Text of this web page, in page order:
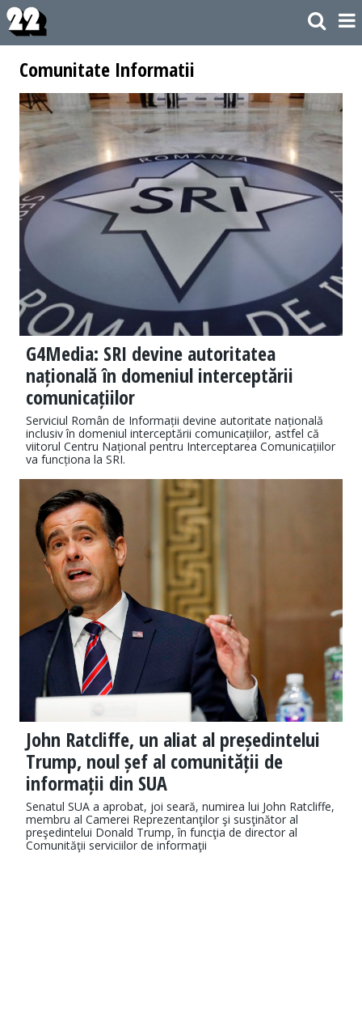
Comunitate Informatii
G4Media: SRI devine autoritatea
națională în domeniul interceptării
comunicațiilor
Serviciul Român de Informații devine autoritate națională
inclusiv în domeniul interceptării comunicațiilor, astfel că
viitorul Centru Național pentru Interceptarea Comunicațiilor
va funcționa la SRI.
John Ratcliffe, un aliat al președintelui
Trump, noul șef al comunității de
informații din SUA
Senatul SUA a aprobat, joi seară, numirea lui John Ratcliffe,
membru al Camerei Reprezentanţilor şi susţinător al
preşedintelui Donald Trump, în funcţia de director al
Comunităţii serviciilor de informaţii